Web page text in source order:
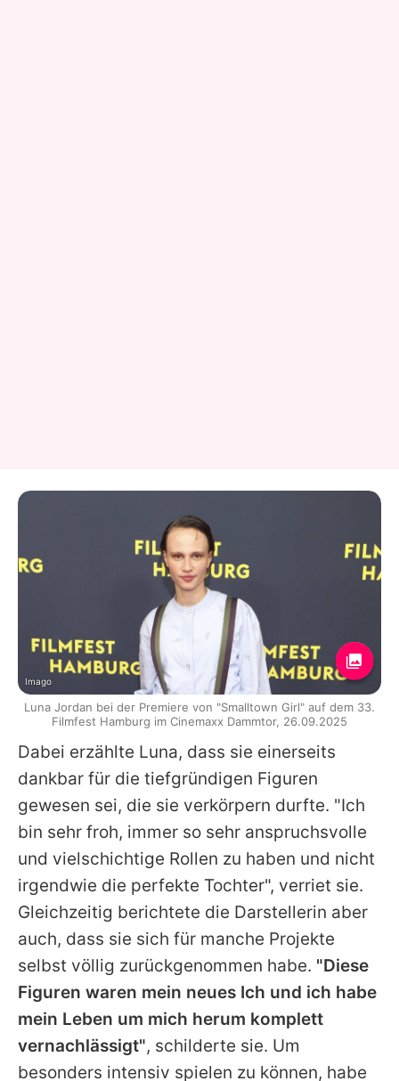
Dabei erzählte Luna, dass sie einerseits
dankbar für die tiefgründigen Figuren
gewesen sei, die sie verkörpern durfte. "Ich
bin sehr froh, immer so sehr anspruchsvolle
und vielschichtige Rollen zu haben und nicht
irgendwie die perfekte Tochter", verriet sie.
Gleichzeitig berichtete die Darstellerin aber
auch, dass sie sich für manche Projekte
selbst völlig zurückgenommen habe. "Diese
Figuren waren mein neues Ich und ich habe
mein Leben um mich herum komplett
vernachlässigt", schilderte sie. Um
besonders intensiv spielen zu können, habe
Imago
Luna Jordan bei der Premiere von "Smalltown Girl" auf dem 33.
Filmfest Hamburg im Cinemaxx Dammtor, 26.09.2025